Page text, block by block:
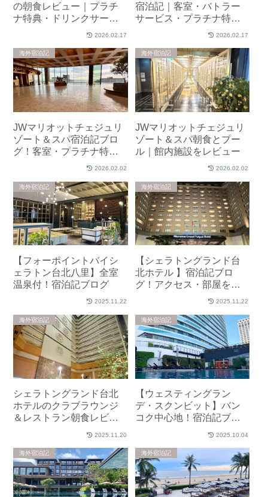
の朝食レビュー｜プラチ
ナ特典・ドリンクサービ
2026.02.17
宿泊記｜客室・バトラー
サービス・プラチナ特典
2026.02.17
海外宿泊記
JWマリオットチェジュリ
ゾート＆スパ宿泊記ブロ
グ！客室・プラチナ特典
2026.02.02
海外宿泊記
JWマリオットチェジュリ
ゾート＆スパ朝食とプー
ル｜館内施設をレビュー
2026.02.02
海外宿泊記
【フォーポイントバイシ
ェラトン台北八里】全室
温泉付！宿泊記ブログ
2025.11.22
海外宿泊記
【シェラトングランド台
北ホテル 】宿泊記ブロ
グ！アクセス・部屋をレ
2025.11.22
海外宿泊記
シェラトングランド台北
ホテルのクラブラウンジ
＆レストラン朝食レビュ
2025.11.20
海外宿泊記
【ウェスティングラン
デ・スクンビット】バン
コク中心地！宿泊記ブロ
2025.10.04
海外宿泊記 海外宿泊記